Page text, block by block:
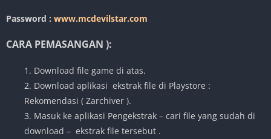
Password : www.mcdevilstar.com
CARA PEMASANGAN ):
1. Download file game di atas.
2. Download aplikasi ekstrak file di Playstore :
Rekomendasi ( Zarchiver ).
3. Masuk ke aplikasi Pengekstrak – cari file yang sudah di
download – ekstrak file tersebut .